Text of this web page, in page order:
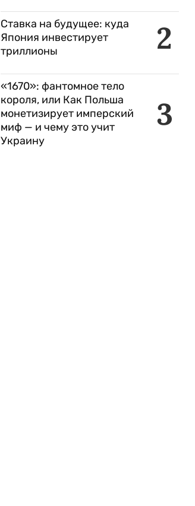
2
Ставка на будущее: куда
Япония инвестирует
триллионы
3
«1670»: фантомное тело
короля, или Как Польша
монетизирует имперский
миф — и чему это учит
Украину